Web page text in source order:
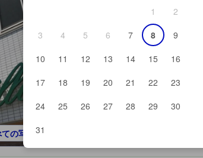
1
2
3
4 5 6 7 8
9
10
11 12 13 14 15
16
17
18 19 20 21 22
23
24
25 26 27 28 29
30
31
の写真を見る